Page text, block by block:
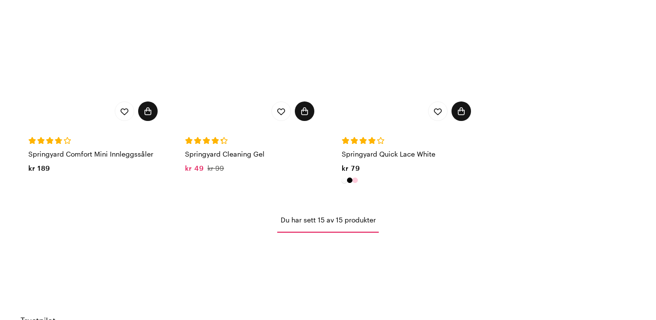
Springyard Comfort Mini Innleggssåler
kr 189
Springyard Cleaning Gel
kr 49 kr 99
Springyard Quick Lace White
kr 79
Du har sett 15 av 15 produkter